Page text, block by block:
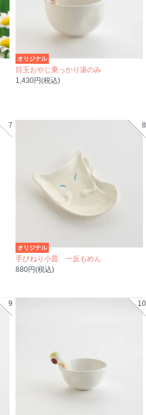
オリジナル
目玉おやじ乗っかり湯のみ
1,430円(税込)
7 8
オリジナル
手びねり小皿 一反もめん
880円(税込)
9 10